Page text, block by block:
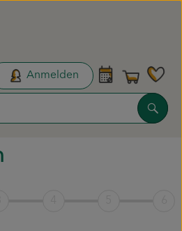
Anmelden
öffnen oder